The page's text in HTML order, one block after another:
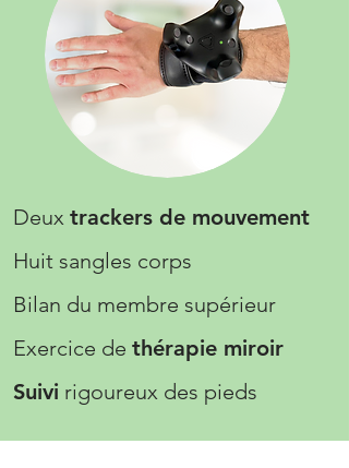
Deux trackers de mouvement
Huit sangles corps
Bilan du membre supérieur
Exercice de thérapie miroir
Suivi rigoureux des pieds